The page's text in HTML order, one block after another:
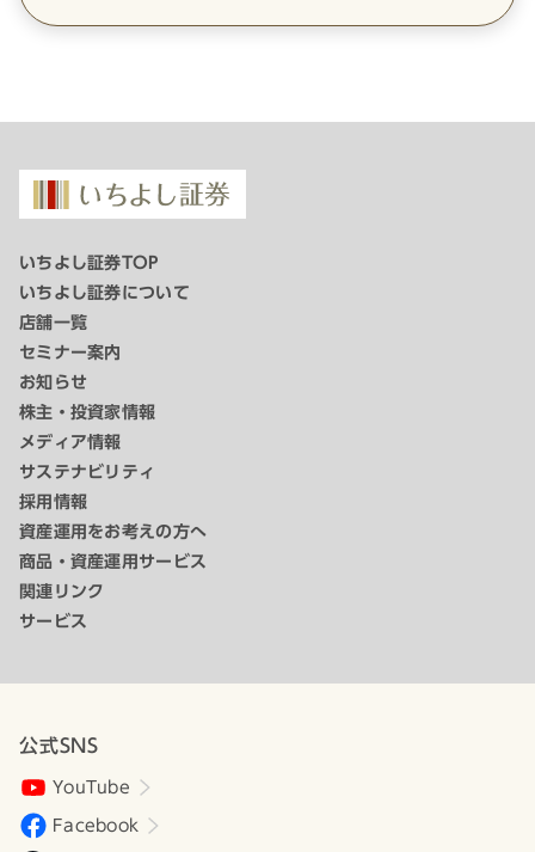
いちよし証券TOP
いちよし証券について
店舗一覧
セミナー案内
お知らせ
株主・投資家情報
メディア情報
サステナビリティ
採用情報
資産運用をお考えの方へ
商品・資産運用サービス
関連リンク
サービス
公式SNS
YouTube
Facebook